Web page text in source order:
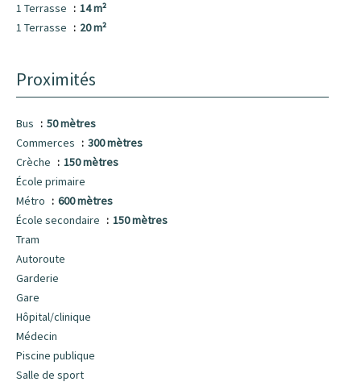
1 Terrasse
14 m²
1 Terrasse
20 m²
Proximités
Bus
50 mètres
Commerces
300 mètres
Crèche
150 mètres
École primaire
Métro
600 mètres
École secondaire
150 mètres
Tram
Autoroute
Garderie
Gare
Hôpital/clinique
Médecin
Piscine publique
Salle de sport